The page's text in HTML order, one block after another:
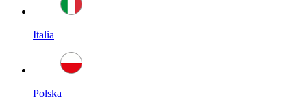
Italia
Polska